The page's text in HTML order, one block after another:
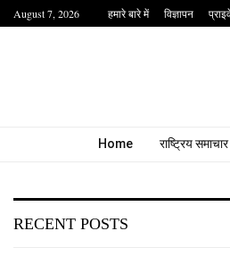
August 7, 2026 हमारे बारे में विज्ञापन
Home राष्ट्रिय समाचार
RECENT POSTS